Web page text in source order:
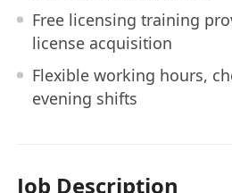
Free licensing training
license acquisition
Flexible working hours,
evening shifts
Job Description